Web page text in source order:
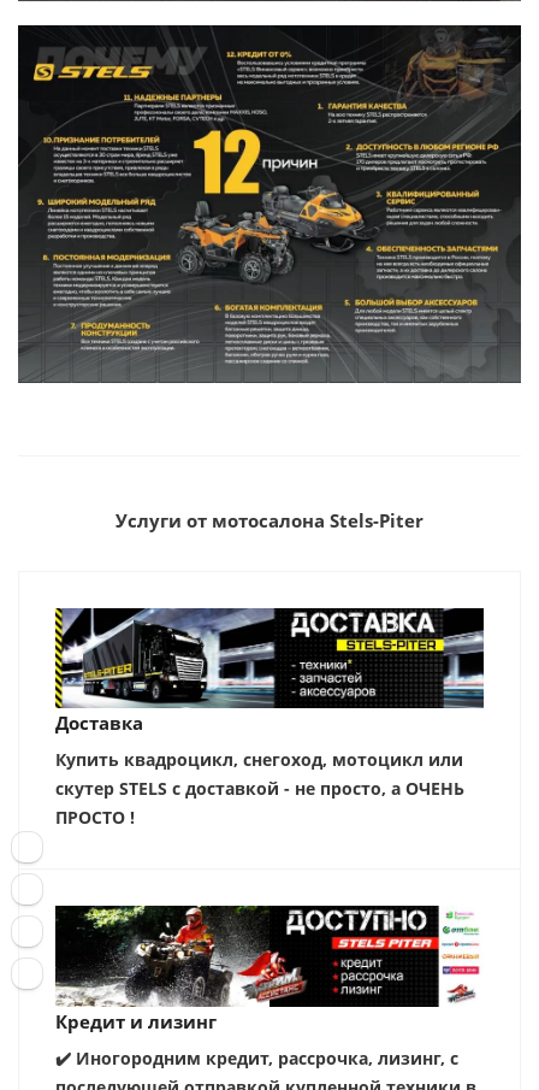
Услуги от мотосалона Stels-Piter
Доставка
Купить квадроцикл, снегоход, мотоцикл или
скутер STELS с доставкой - не просто, а ОЧЕНЬ
ПРОСТО !
Кредит и лизинг
✔️ Иногородним кредит, рассрочка, лизинг, с